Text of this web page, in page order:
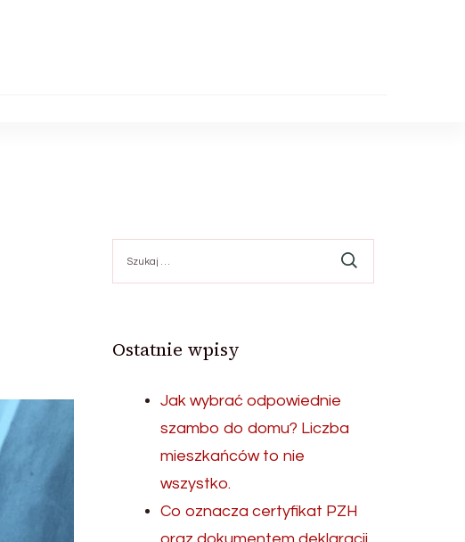
Ostatnie wpisy
Jak wybrać odpowiednie
szambo do domu? Liczba
mieszkańców to nie
wszystko.
Co oznacza certyfikat PZH